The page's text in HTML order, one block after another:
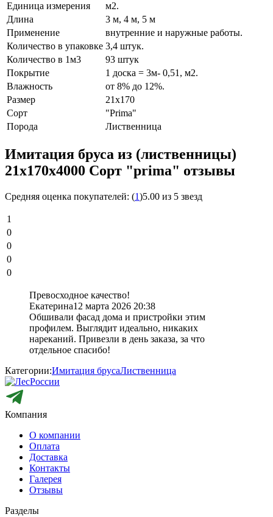
Единица измерения
м2.
Длина
3 м, 4 м, 5 м
Применение
внутренние и наружные работы.
Количество в упаковке 3,4 штук.
Количество в 1м3
93 штук
Покрытие
1 доска = 3м- 0,51, м2.
Влажность
от 8% до 12%.
Размер
21x170
Сорт
"Prima"
Порода
Лиственница
Имитация бруса из (лиственницы)
21х170х4000 Сорт "prima" отзывы
Средняя оценка покупателей: (1)5.00 из 5 звезд
1
0
0
0
0
Превосходное качество!
Екатерина12 марта 2026 20:38
Обшивали фасад дома и пристройки этим
профилем. Выглядит идеально, никаких
нареканий. Привезли в день заказа, за что
отдельное спасибо!
Категории:Имитация брусаЛиственница
Компания
О компании
Оплата
Доставка
Контакты
Галерея
Отзывы
Разделы